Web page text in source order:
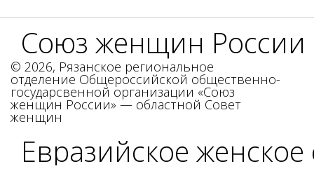
Союз женщин России
Евразийское
© 2026, Рязанское региональное
отделение Общероссийской общественно-
государсвенной организации «Союз
женщин России» — областной Совет
женщин